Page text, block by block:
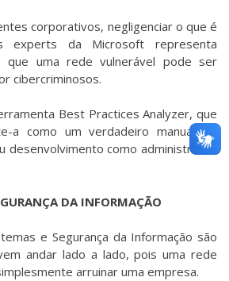
corporativos, negligenciar o que é
experts da Microsoft representa
que uma rede vulnerável pode ser
cibercriminosos.
Best Practices Analyzer, que
a como um verdadeiro manual de
desenvolvimento como administrador
DA INFORMAÇÃO
e Segurança da Informação são
andar lado a lado, pois uma rede
arruinar uma empresa.